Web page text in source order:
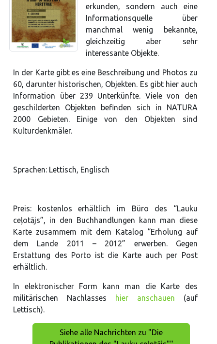
erkunden, sondern auch eine
Informationsquelle über
manchmal wenig bekannte,
gleichzeitig aber sehr
interessante Objekte.
In der Karte gibt es eine Beschreibung und Photos zu
60, darunter historischen, Objekten. Es gibt hier auch
Information über 239 Unterkünfte. Viele von den
geschilderten Objekten befinden sich in NATURA
2000 Gebieten. Einige von den Objekten sind
Kulturdenkmäler.
Sprachen: Lettisch, Englisch
Preis: kostenlos erhältlich im Büro des “Lauku
ceļotājs”, in den Buchhandlungen kann man diese
Karte zusammem mit dem Katalog “Erholung auf
dem Lande 2011 – 2012” erwerben. Gegen
Erstattung des Porto ist die Karte auch per Post
erhältlich.
In elektronischer Form kann man die Karte des
militärischen Nachlasses
hier anschauen (auf
Lettisch).
Siehe alle Nachrichten zu "Die